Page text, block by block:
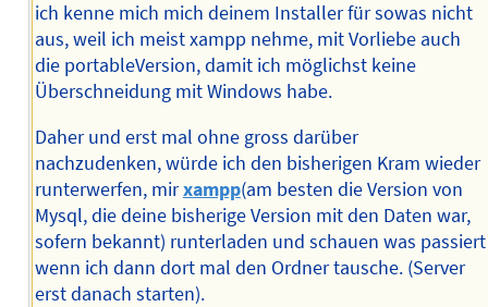
ich kenne mich mich deinem Installer für sowas nicht
aus, weil ich meist xampp nehme, mit Vorliebe auch
die portableVersion, damit ich möglichst keine
Überschneidung mit Windows habe.
Daher und erst mal ohne gross darüber
nachzudenken, würde ich den bisherigen Kram wieder
runterwerfen, mirxampp(am besten die Version von
Mysql, die deine bisherige Version mit den Daten war,
sofern bekannt) runterladen und schauen was passiert
wenn ich dann dort mal den Ordner tausche. (Server
erst danach starten).